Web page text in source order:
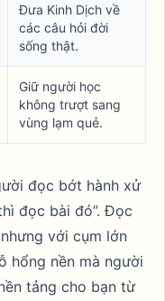
Đưa Kinh Dịch về
các câu hỏi đời
sống thật.
Giữ người học
không trượt sang
vùng lạm quẻ.
đọc bớt hành xử
đọc bài đó”. Đọc
với cụm lớn
hổng nền mà người
tảng cho bạn từ